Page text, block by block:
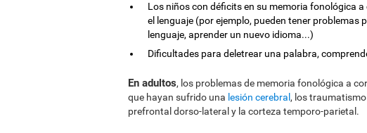
Los niños con déficits en su memoria fonológica
el lenguaje (por ejemplo, pueden tener problemas
lenguaje, aprender un nuevo idioma...)
Dificultades para deletrear una palabra,
En adultos, los problemas de memoria fonológica a
que hayan sufrido una lesión cerebral , los
prefrontal dorso-lateral y la corteza temporo-parietal.